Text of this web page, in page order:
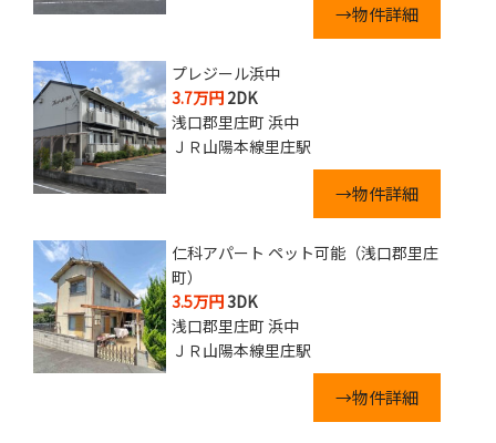
→物件詳細
プレジール浜中
3.7万円 2DK
浅口郡里庄町 浜中
ＪＲ山陽本線里庄駅
→物件詳細
仁科アパート ペット可能（浅口郡里庄
町）
3.5万円3DK
浅口郡里庄町 浜中
ＪＲ山陽本線里庄駅
→物件詳細